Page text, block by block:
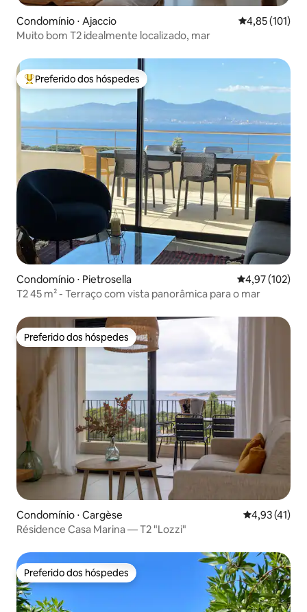
Condomínio ⋅ Ajaccio 4,85 de uma
4,85 (101)
Muito bom T2 idealmente localizado, mar
Entre os melhores preferidos dos hóspedes
Preferido dos hóspedes
Condomínio ⋅ Pietrosella 4,97 de uma
4,97 (102)
T2 45 m² - Terraço com vista panorâmica para o mar
Preferido dos hóspedes
Preferido dos hóspedes
Condomínio ⋅ Cargèse 4,93 de uma
4,93 (41)
Résidence Casa Marina — T2 "Lozzi"
Preferido dos hóspedes
Preferido dos hóspedes